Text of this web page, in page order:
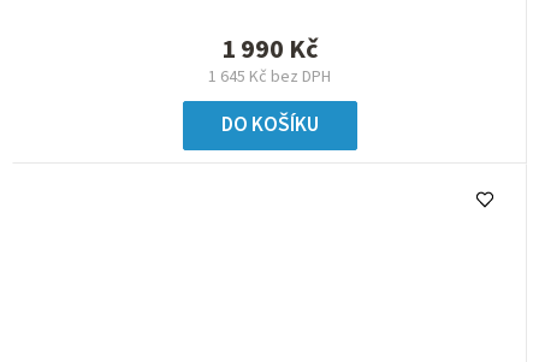
1 645 Kč bez DPH
1 990 Kč
DO KOŠÍKU